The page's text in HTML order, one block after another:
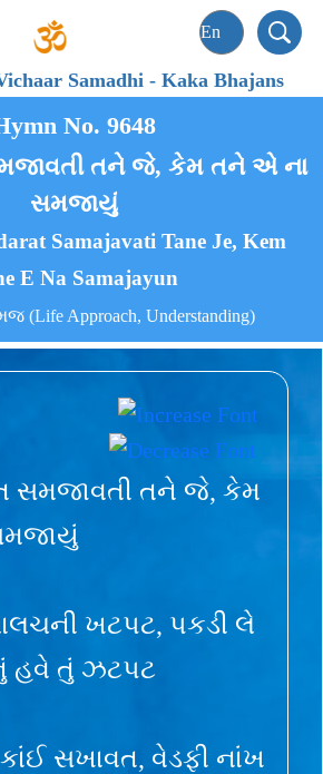
Samadhi-Kaka Bhajans
No. 9648
તને જે, કેમ તને એ ના
સમજાયું
Samajavati Tane Je, Kem
E Na Samajayun
(Life Approach, Understanding)
સમજાવતી તને જે, કેમ
ખટપટ, પકડી લે
હવે તું ઝટપટ
સખાવત, વેડફી નાંખ